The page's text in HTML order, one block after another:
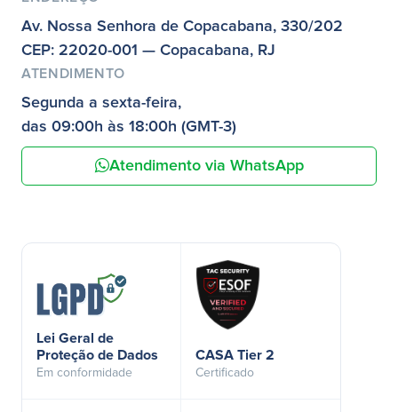
Av. Nossa Senhora de Copacabana, 330/202
CEP: 22020-001 — Copacabana, RJ
ATENDIMENTO
Segunda a sexta-feira,
das 09:00h às 18:00h (GMT-3)
Atendimento via WhatsApp
Lei Geral de
Proteção de Dados
Em conformidade
CASA Tier 2
Certificado